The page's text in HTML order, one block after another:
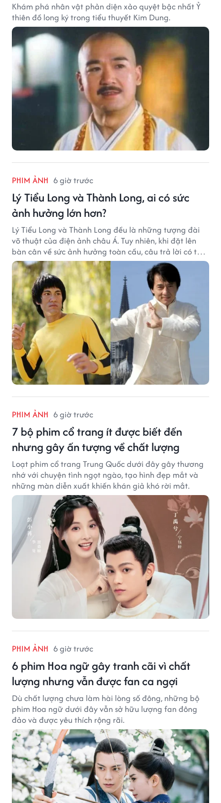
Khám phá nhân vật phản diện xảo quyệt bậc nhất Ỷ
thiên đồ long ký trong tiểu thuyết Kim Dung.
PHIM ẢNH 6 giờ trước
Lý Tiểu Long và Thành Long, ai có sức
ảnh hưởng lớn hơn?
Lý Tiểu Long và Thành Long đều là những tượng đài
võ thuật của điện ảnh châu Á. Tuy nhiên, khi đặt lên
bàn cân về sức ảnh hưởng toàn cầu, câu trả lời có thể
khiến nhiều khán giả bất ngờ.
PHIM ẢNH 6 giờ trước
7 bộ phim cổ trang ít được biết đến
nhưng gây ấn tượng về chất lượng
Loạt phim cổ trang Trung Quốc dưới đây gây thương
nhớ với chuyện tình ngọt ngào, tạo hình đẹp mắt và
những màn diễn xuất khiến khán giả khó rời mắt.
PHIM ẢNH 6 giờ trước
6 phim Hoa ngữ gây tranh cãi vì chất
lượng nhưng vẫn được fan ca ngợi
Dù chất lượng chưa làm hài lòng số đông, những bộ
phim Hoa ngữ dưới đây vẫn sở hữu lượng fan đông
đảo và được yêu thích rộng rãi.